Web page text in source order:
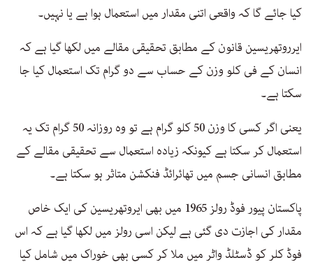
کیا جائے گا کہ واقعی اتنی مقدار میں استعمال ہوا ہے یا نہیں۔
ایرروتھریسین قانون کے مطابق تحقیقی مقالے میں لکھا گیا ہے کہ
انسان کے فی کلو وزن کے حساب سے دو گرام تک استعمال کیا جا
سکتا ہے۔
یعنی اگر کسی کا وزن 50 کلو گرام ہے تو وہ روزانہ 50 گرام تک یہ
استعمال کر سکتا ہے کیونکہ زیادہ استعمال سے تحقیقی مقالے کے
مطابق انسانی جسم میں تھائرائڈ فنکشن متاثر ہو سکتا ہے۔
پاکستان پیور فوڈ رولز 1965 میں بھی ایروتھریسین کی ایک خاص
مقدار کی اجازت دی گئی ہے لیکن اسی رولز میں لکھا گیا ہے کہ اس
فوڈ کلر کو ڈسٹلڈ واٹر میں ملا کر کسی بھی خوراک میں شامل کیا